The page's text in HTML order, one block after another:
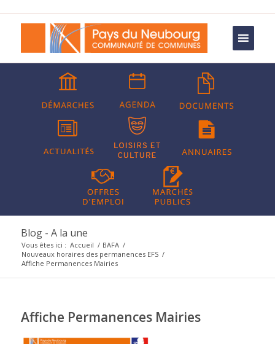
Blog - A la une
Vous êtes ici : Accueil / BAFA /
Nouveaux horaires des permanences EFS /
Affiche Permanences Mairies
Affiche Permanences Mairies